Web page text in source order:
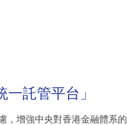
託管平台」
，增強中央對香港金融體系的